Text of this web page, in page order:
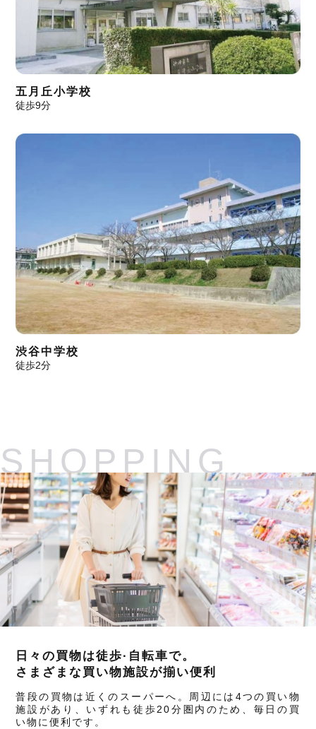
五月丘小学校
徒歩9分
渋谷中学校
徒歩2分
SHOPPING
日々の買物は徒歩·自転車で。
さまざまな買い物施設が揃い便利
普段の買物は近くのスーパーへ。周辺には4つの買い物
施設があり、いずれも徒歩20分圏内のため、毎日の買
い物に便利です。